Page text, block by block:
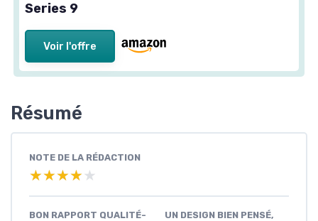
Series 9
Voir l'offre
Résumé
NOTE DE LA RÉDACTION
★★★★★
★★★★★
BON RAPPORT QUALITÉ-
UN DESIGN BIEN PENSÉ,